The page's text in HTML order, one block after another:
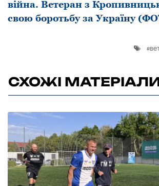
війна. Ветеран з
свою боротьбу за Україну
СХОЖІ